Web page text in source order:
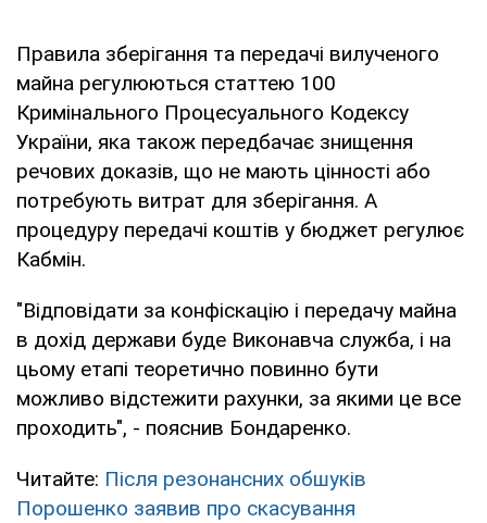
Правила зберігання та передачі вилученого
майна регулюються статтею 100
Кримінального Процесуального Кодексу
України, яка також передбачає знищення
речових доказів, що не мають цінності або
потребують витрат для зберігання. А
процедуру передачі коштів у бюджет регулює
Кабмін.
"Відповідати за конфіскацію і передачу майна
в дохід держави буде Виконавча служба, і на
цьому етапі теоретично повинно бути
можливо відстежити рахунки, за якими це все
проходить", - пояснив Бондаренко.
Читайте: Після резонансних обшуків
Порошенко заявив про скасування